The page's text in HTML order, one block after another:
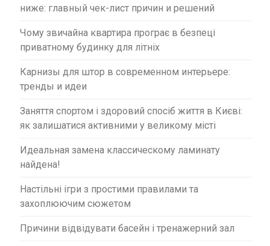
ниже: главный чек-лист причин и решений
Чому звичайна квартира програє в безпеці
приватному будинку для літніх
Карнизы для штор в современном интерьере:
тренды и идеи
Заняття спортом і здоровий спосіб життя в Києві:
як залишатися активними у великому місті
Идеальная замена классическому ламинату
найдена!
Настільні ігри з простими правилами та
захоплюючим сюжетом
Причини відвідувати басейн і тренажерний зал